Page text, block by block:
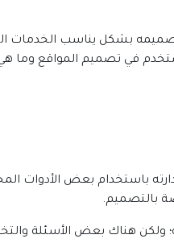
تصميمه بشكل يناسب الخدمات
في تصميم المواقع وما
باستخدام بعض الأدوات
بالتصميم.
ولكن هناك بعض الأسئلة